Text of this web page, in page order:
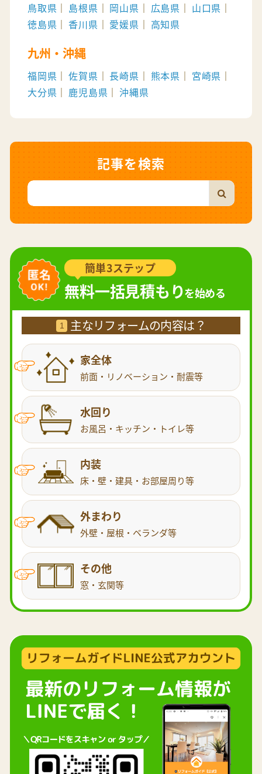
記事を検索
簡単3ステップ
無料一括見積もりを始める
1 主なリフォームの内容は？
家全体
前面・リノベーション・耐震等
水回り
お風呂・キッチン・トイレ等
内装
床・壁・建具・お部屋周り等
外まわり
外壁・屋根・ベランダ等
その他
窓・玄関等
鳥取県 島根県 岡山県 広島県
山口県
徳島県
香川県 愛媛県 高知県
九州・沖縄
福岡県 佐賀県 長崎県 熊本県
宮崎県
大分県
鹿児島県 沖縄県